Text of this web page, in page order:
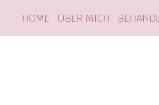
HOME ÜBER MICH